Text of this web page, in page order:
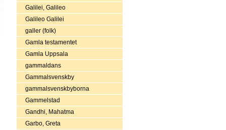
Galilei, Galileo
Galileo Galilei
galler (folk)
Gamla testamentet
Gamla Uppsala
gammaldans
Gammalsvenskby
gammalsvenskbyborna
Gammelstad
Gandhi, Mahatma
Garbo, Greta